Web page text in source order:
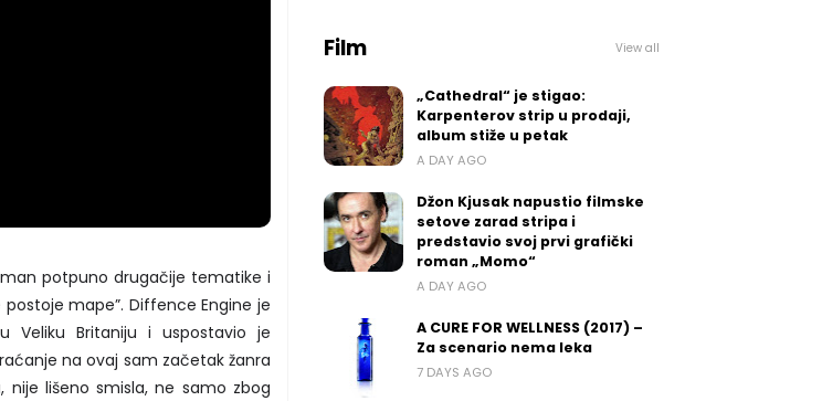
potpuno drugačije tematike i
mape”. Diffence Engine je
Veliku Britaniju i uspostavio je
na ovaj sam začetak žanra
lišeno smisla, ne samo zbog
Film View all
„Cathedral“ je stigao:
Karpenterov strip u prodaji,
album stiže u petak
A DAY AGO
Džon Kjusak napustio filmske
setove zarad stripa i
predstavio svoj prvi grafički
roman „Momo“
A DAY AGO
A CURE FOR WELLNESS (2017) –
Za scenario nema leka
7 DAYS AGO